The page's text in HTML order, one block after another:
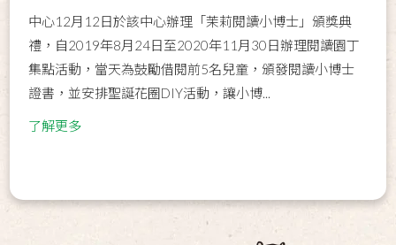
中心12月12日於該中心辦理「茉莉閱讀小博士」頒獎典
禮，自2019年8月24日至2020年11月30日辦理閱讀園丁
集點活動，當天為鼓勵借閱前5名兒童，頒發閱讀小博士
證書，並安排聖誕花圈DIY活動，讓小博...
了解更多